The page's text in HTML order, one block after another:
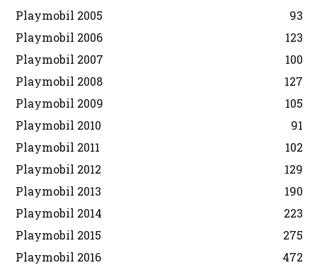
Playmobil 2005
93
Playmobil 2006
123
Playmobil 2007
100
Playmobil 2008
127
Playmobil 2009
105
Playmobil 2010
91
Playmobil 2011
102
Playmobil 2012
129
Playmobil 2013
190
Playmobil 2014
223
Playmobil 2015
275
Playmobil 2016
472